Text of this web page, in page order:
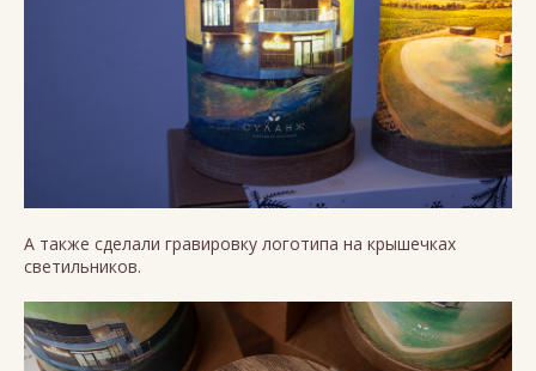
А также сделали гравировку логотипа на крышечках
светильников.